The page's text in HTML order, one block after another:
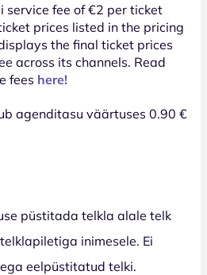
service fee of €2 per ticket
prices listed in the pricing
the final ticket prices
across its channels. Read
fees here!
agenditasu väärtuses 0.90 €
püstitada telkla alale telk
inimesele. Ei
eelpüstitatud telki.